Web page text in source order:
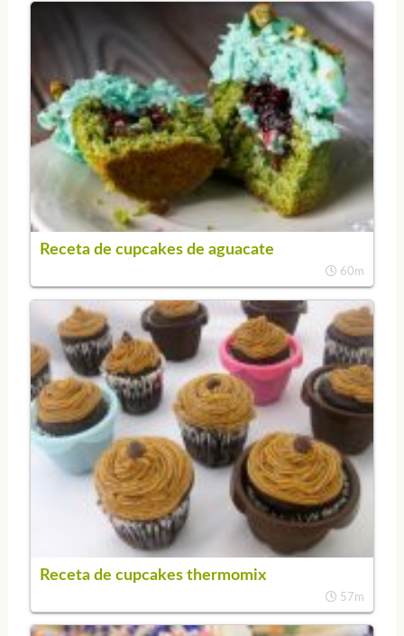
Receta de cupcakes de aguacate
60m
Receta de cupcakes thermomix
57m